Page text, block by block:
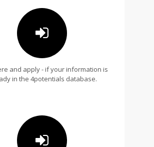
and apply - if your information is
in the 4potentials database.